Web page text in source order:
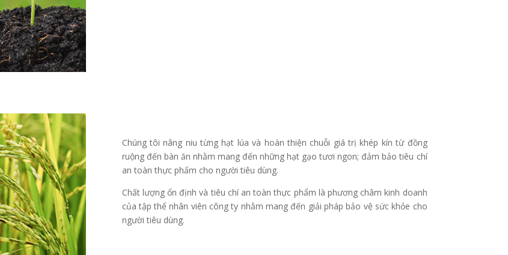
Chúng tôi nâng niu từng hạt lúa và hoàn thiện chuỗi giá trị khép kín từ đồng
ruộng đến bàn ăn nhằm mang đến những hạt gạo tươi ngon; đảm bảo tiêu chí
an toàn thực phẩm cho người tiêu dùng.
Chất lượng ổn định và tiêu chí an toàn thực phẩm là phương châm kinh doanh
của tập thể nhân viên công ty nhằm mang đến giải pháp bảo vệ sức khỏe cho
người tiêu dùng.